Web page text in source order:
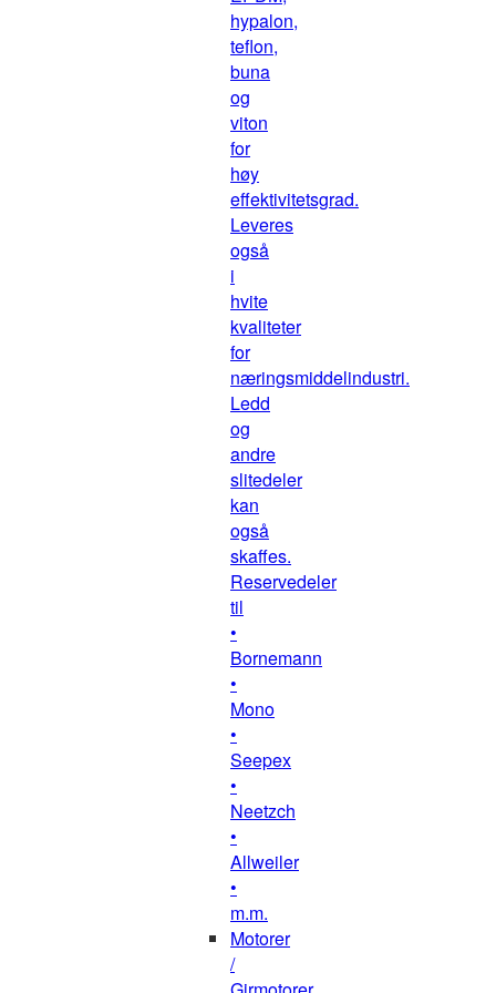
hypalon,
teflon,
buna
og
viton
for
høy
effektivitetsgrad.
Leveres
også
i
hvite
kvaliteter
for
næringsmiddelindustri.
Ledd
og
andre
slitedeler
kan
også
skaffes.
Reservedeler
til
•
Bornemann
•
Mono
•
Seepex
•
Neetzch
•
Allweiler
•
m.m.
Motorer
/